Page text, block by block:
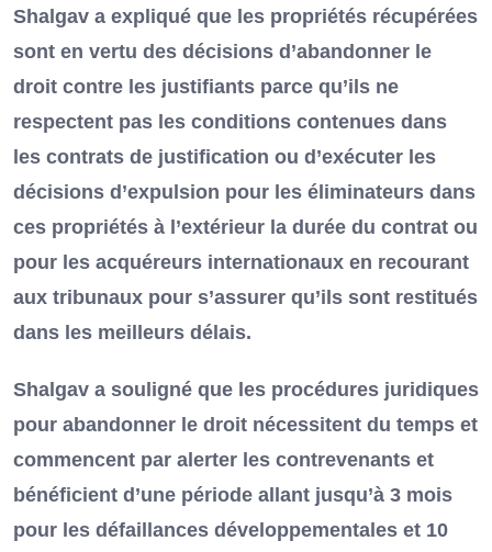
Shalgav a expliqué que les propriétés récupérées
sont en vertu des décisions d’abandonner le
droit contre les justifiants parce qu’ils ne
respectent pas les conditions contenues dans
les contrats de justification ou d’exécuter les
décisions d’expulsion pour les éliminateurs dans
ces propriétés à l’extérieur la durée du contrat ou
pour les acquéreurs internationaux en recourant
aux tribunaux pour s’assurer qu’ils sont restitués
dans les meilleurs délais.
Shalgav a souligné que les procédures juridiques
pour abandonner le droit nécessitent du temps et
commencent par alerter les contrevenants et
bénéficient d’une période allant jusqu’à 3 mois
pour les défaillances développementales et 10